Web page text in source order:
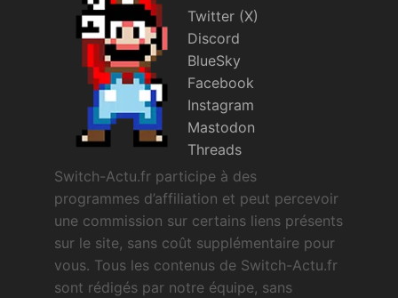
Twitter (X)
Discord
BlueSky
Facebook
Instagram
Mastodon
Threads
Switch-Actu.fr participe à des
programmes d’affiliation et peut percevoir
une commission sur certains liens présents
sur le site, sans coût supplémentaire pour
vous. Tous les contenus de Switch-Actu.fr
sont rédigés par notre équipe, sans